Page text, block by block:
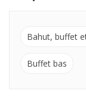
Bahut, buffet
Buffet bas